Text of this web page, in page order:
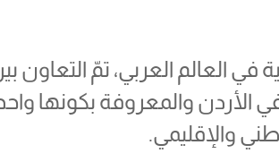
في العالم العربي، تمّ التعاون
الأردن والمعروفة بكونها
والإقليمي.